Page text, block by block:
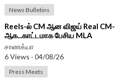
News Bulletins
⁣Reels-ல் CM ஆன விஜய் Real CM-
ஆக...காட்டமாக பேசிய MLA
Markandeyan | Press Meet | dmk
சாணக்யா
6 Views · 04/08/26
Press Meets